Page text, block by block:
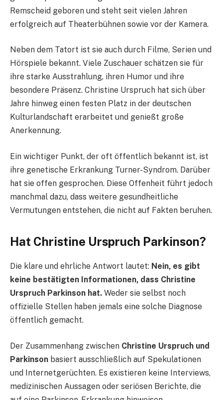
Remscheid geboren und steht seit vielen Jahren
erfolgreich auf Theaterbühnen sowie vor der Kamera.
Neben dem Tatort ist sie auch durch Filme, Serien und
Hörspiele bekannt. Viele Zuschauer schätzen sie für
ihre starke Ausstrahlung, ihren Humor und ihre
besondere Präsenz. Christine Urspruch hat sich über
Jahre hinweg einen festen Platz in der deutschen
Kulturlandschaft erarbeitet und genießt große
Anerkennung.
Ein wichtiger Punkt, der oft öffentlich bekannt ist, ist
ihre genetische Erkrankung Turner-Syndrom. Darüber
hat sie offen gesprochen. Diese Offenheit führt jedoch
manchmal dazu, dass weitere gesundheitliche
Vermutungen entstehen, die nicht auf Fakten beruhen.
Hat Christine Urspruch Parkinson?
Die klare und ehrliche Antwort lautet: Nein, es gibt
keine bestätigten Informationen, dass Christine
Urspruch Parkinson hat. Weder sie selbst noch
offizielle Stellen haben jemals eine solche Diagnose
öffentlich gemacht.
Der Zusammenhang zwischen Christine Urspruch und
Parkinson basiert ausschließlich auf Spekulationen
und Internetgerüchten. Es existieren keine Interviews,
medizinischen Aussagen oder seriösen Berichte, die